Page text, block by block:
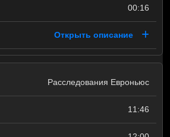
00:16
Открыть описание
Расследования Евроньюс
11:46